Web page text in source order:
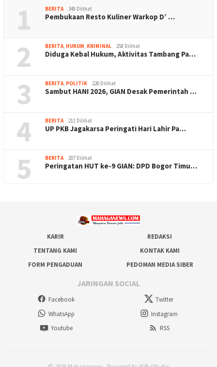
1 BERITA 348 Dilihat
Pembukaan Resto Kuliner Warkop D’ …
2 BERITA HUKUM KRIMINAL 258 Dilihat
Diduga Kebal Hukum, Aktivitas Tambang Pa…
3 BERITA POLITIK 226 Dilihat
Sambut HANI 2026, GIAN Desak Pemerintah …
4 BERITA 211 Dilihat
UP PKB Jagakarsa Peringati Hari Lahir Pa…
5 BERITA 207 Dilihat
Peringatan HUT ke-9 GIAN: DPD Bogor Timu…
KARIR
REDAKSI
TENTANG KAMI
KONTAK KAMI
FORM PENGADUAN
PEDOMAN MEDIA SIBER
JARINGAN SOCIAL
Facebook
Twitter
WhatsApp
Instagram
Youtube
RSS